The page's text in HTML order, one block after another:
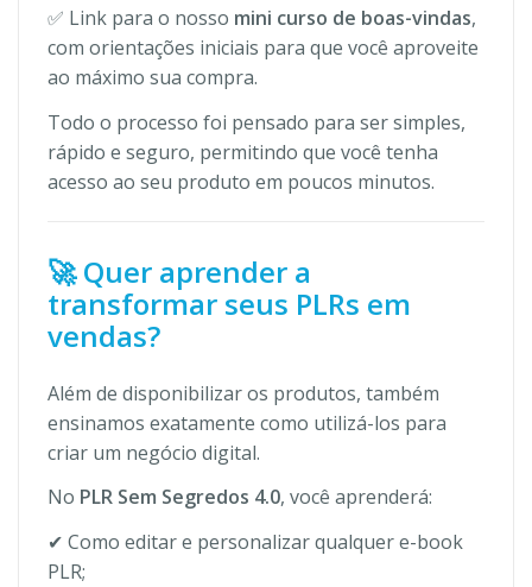
✅ Link para o nosso mini curso de boas-vindas,
com orientações iniciais para que você aproveite
ao máximo sua compra.
Todo o processo foi pensado para ser simples,
rápido e seguro, permitindo que você tenha
acesso ao seu produto em poucos minutos.
🚀 Quer aprender a
transformar seus PLRs em
vendas?
Além de disponibilizar os produtos, também
ensinamos exatamente como utilizá-los para
criar um negócio digital.
No PLR Sem Segredos 4.0, você aprenderá:
✔ Como editar e personalizar qualquer e-book
PLR;